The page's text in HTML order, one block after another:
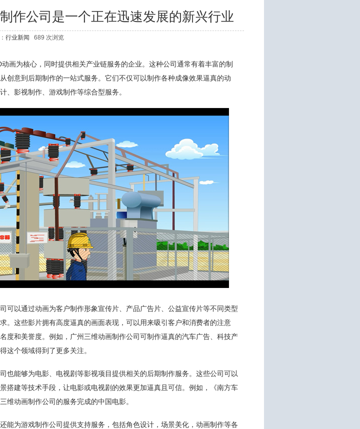
作公司是一个正在迅速发展的新兴行业
行业新闻 689 次浏览
画为核心，同时提供相关产业链服务的企业。这种公司通常有着丰富的制
创意到后期制作的一站式服务。它们不仅可以制作各种成像效果逼真的动
、影视制作、游戏制作等综合型服务。
可以通过动画为客户制作形象宣传片、产品广告片、公益宣传片等不同类型
。这些影片拥有高度逼真的画面表现，可以用来吸引客户和消费者的注意
度和美誉度。例如，广州三维动画制作公司可制作逼真的汽车广告、科技产
这个领域得到了更多关注。
也能够为电影、电视剧等影视项目提供相关的后期制作服务。这些公司可以
搭建等技术手段，让电影或电视剧的效果更加逼真且可信。例如，《南方车
维动画制作公司的服务完成的中国电影。
能为游戏制作公司提供支持服务，包括角色设计，场景美化，动画制作等各